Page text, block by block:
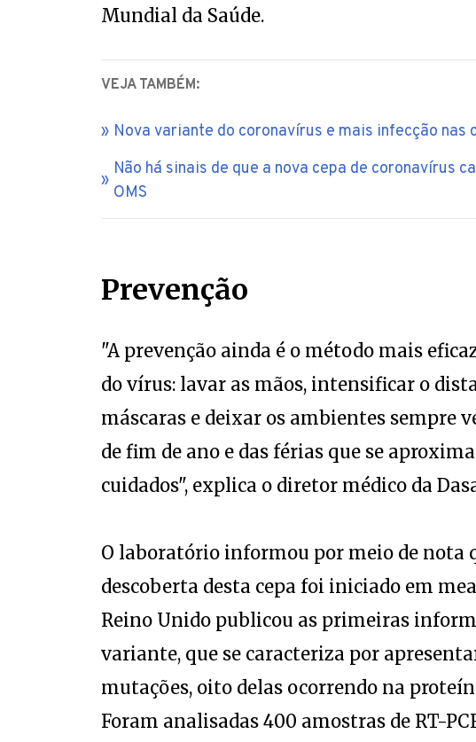
Mundial da Saúde.
VEJA TAMBÉM:
Nova variante do coronavírus e mais infecção nas
Não há sinais de que a nova cepa de coronavírus
OMS
Prevenção
"A prevenção ainda é o método mais
do vírus: lavar as mãos, intensificar o
máscaras e deixar os ambientes sempre
de fim de ano e das férias que se
cuidados", explica o diretor médico da
O laboratório informou por meio de nota
descoberta desta cepa foi iniciado em
Reino Unido publicou as primeiras
variante, que se caracteriza por
mutações, oito delas ocorrendo na
Foram analisadas 400 amostras de RT-